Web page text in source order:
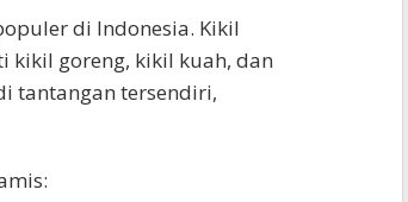
di Indonesia. Kikil
kikil goreng, kikil kuah, dan
tantangan tersendiri,